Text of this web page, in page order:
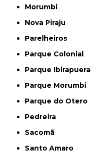
Morumbi
Nova Piraju
Parelheiros
Parque Colonial
Parque Ibirapuera
Parque Morumbi
Parque do Otero
Pedreira
Sacomã
Santo Amaro